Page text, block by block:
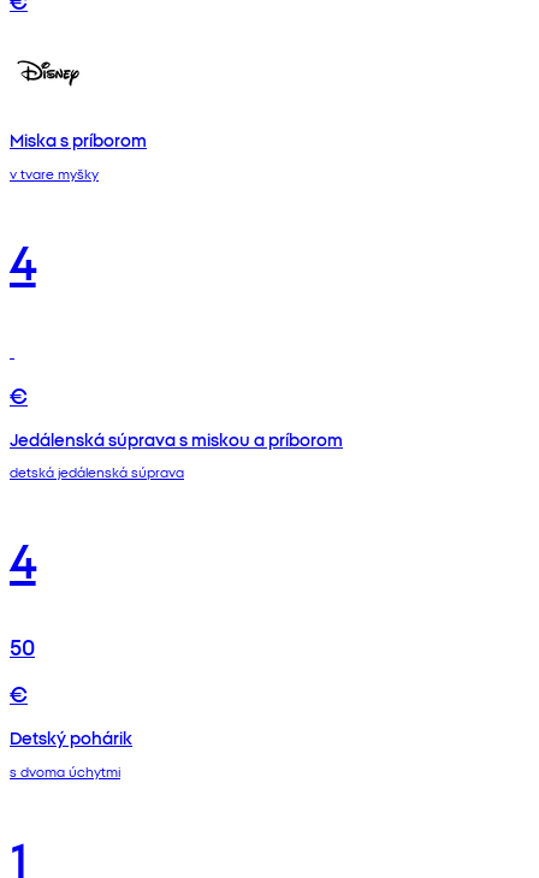
Miska s príborom
v tvare myšky
4
€
Jedálenská súprava s miskou a príborom
detská jedálenská súprava
4
50
€
Detský pohárik
s dvoma úchytmi
1